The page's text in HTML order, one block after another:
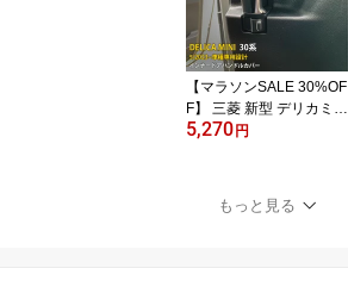
スタム パーツ アクセサ
リー ドレスアップ DELI
CA MINI 外装 1P 6432
【マラソンSALE 30%OF
F】 三菱 新型 デリカミニ
30系 2023年5月〜専用
クター 傷付き防止 保護
SUS304ステンレス製 サ
5,270 円
もっと見る